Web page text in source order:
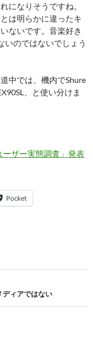
になりそうですね。
は明らかに違ったキ
ないです。音楽好き
いのではないでしょう
中では、機内でShure
、と使い分けま
ザー実態調査」発表
Pocket
ィアではない